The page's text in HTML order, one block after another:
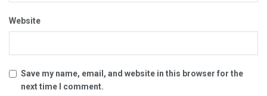
Website
Save my name, email, and website in this browser for the
next time I comment.